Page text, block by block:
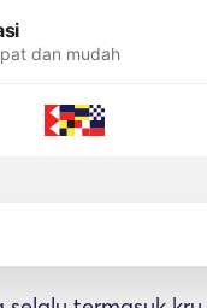
dan mudah